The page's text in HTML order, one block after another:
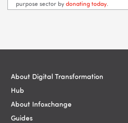
purpose sector by donating today.
About Digital Transformation
Hub
About Infoxchange
Guides